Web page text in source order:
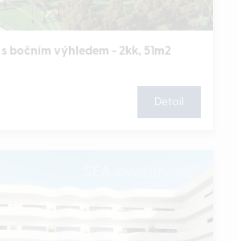
bočním výhledem - 2kk, 51m2
Detail